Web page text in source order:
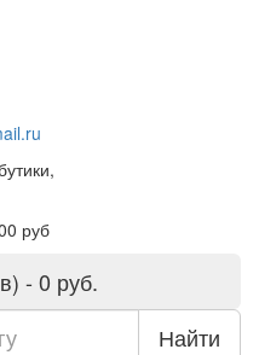
руб
- 0 руб.
Найти